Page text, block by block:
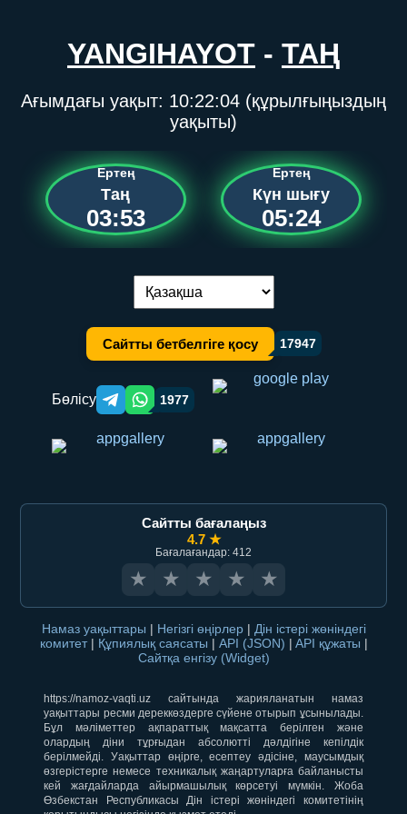
YANGIHAYOT - ТАҢ
Ағымдағы уақыт: 10:22:05 (құрылғыңыздың
уақыты)
Ертең
Таң
03:53
Ертең
Күн шығу
05:24
Тілді ауыстыру:
Сайтты бетбелгіге қосу 17947
Бөлісу Telegram orqali ulashish
WhatsApp orqali ulashish
1977
Сайтты бағалаңыз
4.7 ★
Бағалағандар: 412
★ ★ ★ ★ ★
Намаз уақыттары | Негізгі өңірлер | Дін істері жөніндегі
комитет | Құпиялық саясаты | API (JSON) | API құжаты |
Сайтқа енгізу (Widget)
https://namoz-vaqti.uz сайтында жарияланатын намаз
уақыттары ресми дереккөздерге сүйене отырып ұсынылады.
Бұл мәліметтер ақпараттық мақсатта берілген және
олардың діни тұрғыдан абсолютті дәлдігіне кепілдік
берілмейді. Уақыттар өңірге, есептеу әдісіне, маусымдық
өзгерістерге немесе техникалық жаңартуларға байланысты
кей жағдайларда айырмашылық көрсетуі мүмкін. Жоба
Өзбекстан Республикасы Дін істері жөніндегі комитетінің